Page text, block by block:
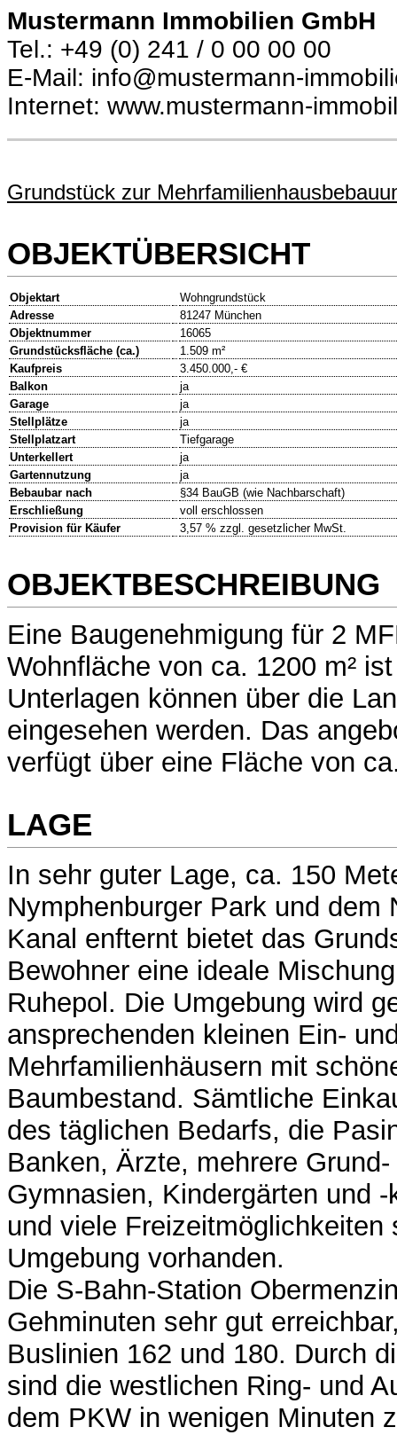
Mustermann Immobilien GmbH
Tel.: +49 (0) 241 / 0 00 00 00
E-Mail: info@mustermann-
Internet: www.mustermann-
Grundstück zur
OBJEKTÜBERSICHT
Objektart
Wohngrundstück
Adresse
81247 München
Objektnummer
16065
Grundstücksfläche (ca.)
1.509 m²
Kaufpreis
3.450.000,- €
Balkon
ja
Garage
ja
Stellplätze
ja
Stellplatzart
Tiefgarage
Unterkellert
ja
Gartennutzung
ja
Bebaubar nach
§34 BauGB (wie Nachbarschaft)
Erschließung
voll erschlossen
Provision für Käufer
3,57 % zzgl. gesetzlicher MwSt.
OBJEKTBESCHREIBUNG
Eine Baugenehmigung für 2
Wohnfläche von ca. 1200 m²
Unterlagen können über die
eingesehen werden. Das
verfügt über eine Fläche von
LAGE
In sehr guter Lage, ca. 150
Nymphenburger Park und dem
Kanal enfternt bietet das
Bewohner eine ideale
Ruhepol. Die Umgebung wird
ansprechenden kleinen Ein-
Mehrfamilienhäusern mit
Baumbestand. Sämtliche
des täglichen Bedarfs, die
Banken, Ärzte, mehrere
Gymnasien, Kindergärten und
und viele Freizeitmöglichkeiten
Umgebung vorhanden.
Die S-Bahn-Station
Gehminuten sehr gut
Buslinien 162 und 180. Durch
sind die westlichen Ring- und
dem PKW in wenigen Minuten